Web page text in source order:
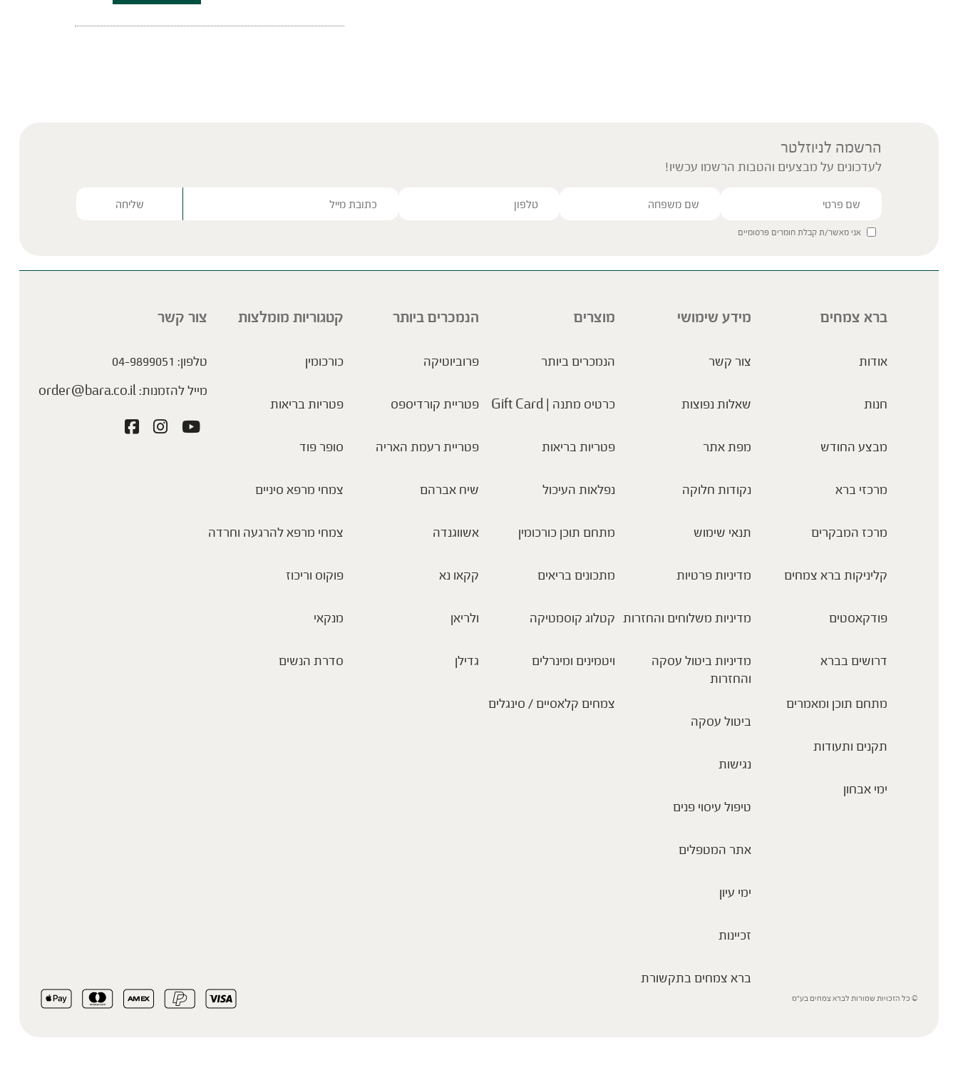
הרשמה לניוזלטר
לעדכונים על מבצעים והטבות הרשמו עכשיו!
אני מאשר/ת קבלת חומרים פרסומיים
ברא צמחים
אודות
חנות
מבצע החודש
מרכזי ברא
מרכז המבקרים
קליניקות ברא צמחים
פודקאסטים
דרושים בברא
מתחם תוכן ומאמרים
תקנים ותעודות
ימי אבחון
מידע שימושי
צור קשר
שאלות נפוצות
מפת אתר
נקודות חלוקה
תנאי שימוש
מדיניות פרטיות
מדיניות משלוחים והחזרות
מדיניות ביטול עסקה
והחזרות
ביטול עסקה
נגישות
טיפול עיסוי פנים
אתר המטפלים
ימי עיון
זכיינות
ברא צמחים בתקשורת
מוצרים
הנמכרים ביותר
כרטיס מתנה | Gift Card
פטריות בריאות
נפלאות העיכול
מתחם תוכן כורכומין
מתכונים בריאים
קטלוג קוסמטיקה
ויטמינים ומינרלים
צמחים קלאסיים / סינגלים
הנמכרים ביותר
פרוביוטיקה
פטריית קורדיספס
פטריית רעמת האריה
שיח אברהם
אשווגנדה
קקאו נא
ולריאן
גדילן
קטגוריות מומלצות
כורכומין
פטריות בריאות
סופר פוד
צמחי מרפא סיניים
צמחי מרפא להרגעה וחרדה
פוקוס וריכוז
מנקאי
סדרת הנשים
צור קשר
טלפון: 04-9899051
מייל להזמנות:order@bara.co.il
© כל הזכויות שמורות לברא צמחים בע”מ